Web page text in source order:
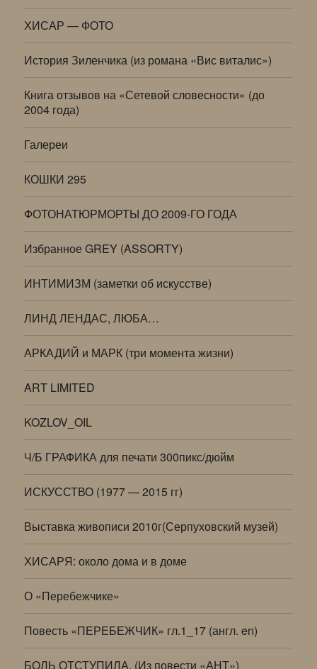
ХИСАР — ФОТО
История Зиленчика (из романа «Вис виталис»)
Книга отзывов на «Сетевой словесности» (до
2004 года)
Галереи
КОШКИ 295
ФОТОНАТЮРМОРТЫ ДО 2009-ГО ГОДА
Избранное GREY (ASSORTY)
ИНТИМИЗМ (заметки об искусстве)
ЛИНД ЛЕНДАС, ЛЮБА…
АРКАДИЙ и МАРК (три момента жизни)
ART LIMITED
KOZLOV_OIL
Ч/Б ГРАФИКА для печати 300пикс/дюйм
ИСКУССТВО (1977 — 2015 гг)
Выставка живописи 2010г(Серпуховский музей)
ХИСАРЯ: около дома и в доме
О «Перебежчике»
Повесть «ПЕРЕБЕЖЧИК» гл.1_17 (англ. en)
БОЛЬ ОТСТУПИЛА. (Из повести «АНТ»)